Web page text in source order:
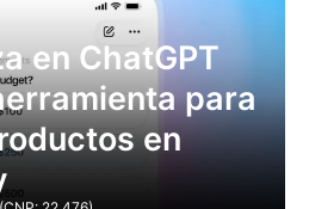
en ChatGPT
para
en
22.476)